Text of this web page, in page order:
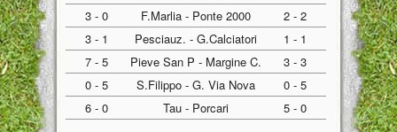
3 - 0
F.Marlia - Ponte 2000
2 - 2
3 - 1
Pesciauz. - G.Calciatori
1 - 1
7 - 5
Pieve San P - Margine C.
3 - 3
0 - 5
S.Filippo - G. Via Nova
0 - 5
6 - 0
Tau - Porcari 5 - 0